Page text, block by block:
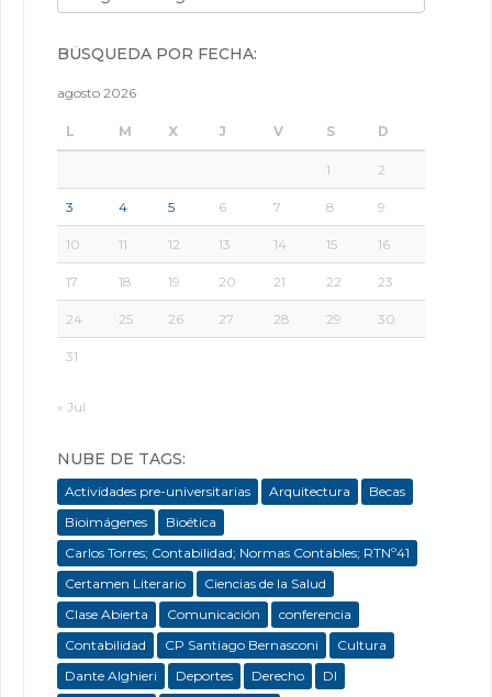
BÚSQUEDA POR FECHA:
agosto 2026
L M X J V S D
1 2
3 4 5 6 7 8 9
10 11 12 13 14 15 16
17 18 19 20 21 22 23
24 25 26 27 28 29 30
31
« Jul
NUBE DE TAGS:
Actividades pre-universitarias Arquitectura
Becas
Bioimágenes
Bioética
Carlos Torres; Contabilidad; Normas Contables; RTNº41
Certamen Literario
Ciencias de la Salud
Clase Abierta
Comunicación
conferencia
Contabilidad
CP Santiago Bernasconi
Cultura
Dante Alghieri
Deportes Derecho
DI